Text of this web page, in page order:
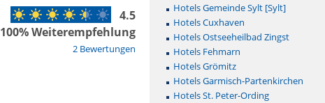
2 Bewertungen
4.5
100% Weiterempfehlung
Hotels Gemeinde Sylt [Sylt]
Hotels Cuxhaven
Hotels Ostseeheilbad Zingst
Hotels Fehmarn
Hotels Grömitz
Hotels Garmisch-Partenkirchen
Hotels St. Peter-Ording